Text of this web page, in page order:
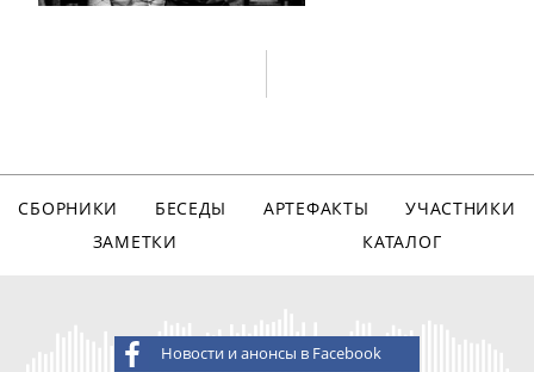
СБОРНИКИ БЕСЕДЫ АРТЕФАКТЫ
УЧАСТНИКИ
ЗАМЕТКИ
КАТАЛОГ
Новости и анонсы в Facebook